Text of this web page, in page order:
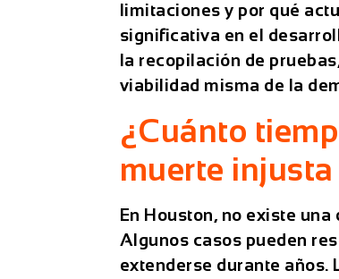
limitaciones y por qué
significativa en el
la recopilación de
viabilidad misma de la
¿Cuánto
muerte
En Houston, no existe
Algunos casos pueden
extenderse durante años.